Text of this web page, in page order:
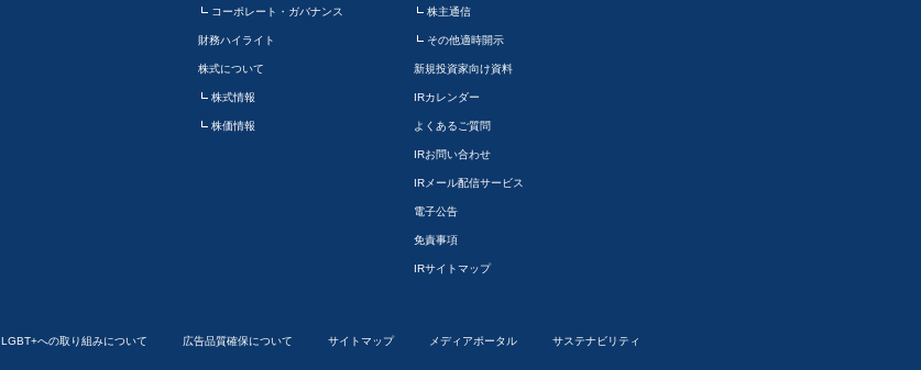
コーポレート・ガバナンス
財務ハイライト
株式について
株式情報
株価情報
株主通信
その他適時開示
新規投資家向け資料
IRカレンダー
よくあるご質問
IRお問い合わせ
IRメール配信サービス
電子公告
免責事項
IRサイトマップ
LGBT+への取り組みについて 広告品質確保について サイトマップ メディアポータル サステナビリティ